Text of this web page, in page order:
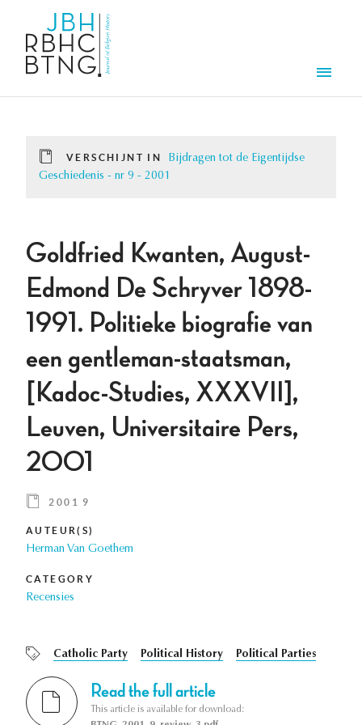
VERSCHIJNT IN
Bijdragen tot de Eigentijdse
Geschiedenis - nr 9 - 2001
Goldfried Kwanten, August-
Edmond De Schryver 1898-
1991. Politieke biografie van
een gentleman-staatsman,
[Kadoc-Studies, XXXVII],
Leuven, Universitaire Pers,
2001
2001 9
AUTEUR(S)
Herman Van Goethem
CATEGORY
Recensies
Catholic Party Political History Political Parties
Read the full article
This article is available for download: